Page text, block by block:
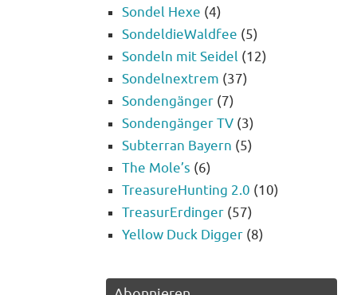
Sondel Hexe (4)
SondeldieWaldfee (5)
Sondeln mit Seidel (12)
Sondelnextrem (37)
Sondengänger (7)
Sondengänger TV (3)
Subterran Bayern (5)
The Mole’s (6)
TreasureHunting 2.0 (10)
TreasurErdinger (57)
Yellow Duck Digger (8)